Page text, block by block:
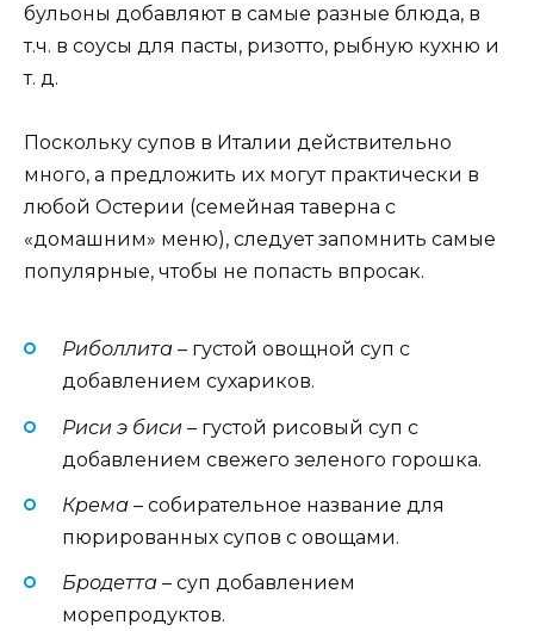
бульоны добавляют в самые разные блюда, в
т.ч. в соусы для пасты, ризотто, рыбную кухню и
т. д.
Поскольку супов в Италии действительно
много, а предложить их могут практически в
любой Остерии (семейная таверна с
«домашним» меню), следует запомнить самые
популярные, чтобы не попасть впросак.
Риболлита – густой овощной суп с
добавлением сухариков.
Риси э биси – густой рисовый суп с
добавлением свежего зеленого горошка.
Крема – собирательное название для
пюрированных супов с овощами.
Бродетта – суп добавлением
морепродуктов.